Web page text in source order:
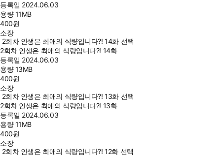
등록일 2024.06.03
용량11MB
400원
소장
2회차 인생은 최애의 식량입니다?! 14화 선택
2회차 인생은 최애의 식량입니다?! 14화
등록일 2024.06.03
용량13MB
400원
소장
2회차 인생은 최애의 식량입니다?! 13화 선택
2회차 인생은 최애의 식량입니다?! 13화
등록일 2024.06.03
용량11MB
400원
소장
2회차 인생은 최애의 식량입니다?! 12화 선택